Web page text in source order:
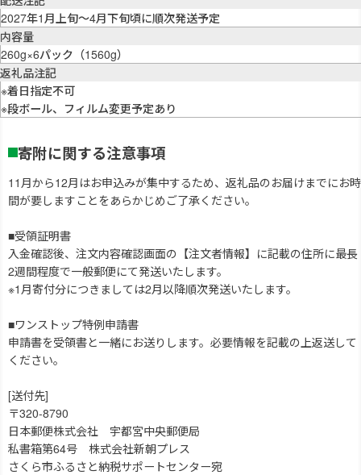
2027年1月上旬～4月下旬頃に順次発送予定
内容量
260g×6パック（1560g）
返礼品注記
※着日指定不可
※段ボール、フィルム変更予定あり
寄附に関する注意事項
11月から12月はお申込みが集中するため、返礼品のお届けまでにお時
間が要しますことをあらかじめご了承ください。
■受領証明書
入金確認後、注文内容確認画面の【注文者情報】に記載の住所に最長
2週間程度で一般郵便にて発送いたします。
※1月寄付分につきましては2月以降順次発送いたします。
■ワンストップ特例申請書
申請書を受領書と一緒にお送りします。必要情報を記載の上返送して
ください。
[送付先]
〒320-8790
日本郵便株式会社 宇都宮中央郵便局
私書箱第64号 株式会社新朝プレス
さくら市ふるさと納税サポートセンター宛